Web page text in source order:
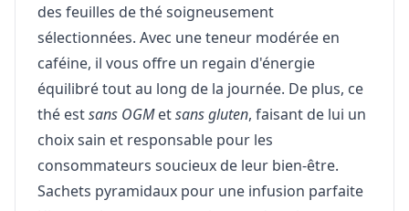
des feuilles de thé soigneusement
sélectionnées. Avec une teneur modérée en
caféine, il vous offre un regain d'énergie
équilibré tout au long de la journée. De plus, ce
thé estsans OGMetsans gluten, faisant de lui un
choix sain et responsable pour les
consommateurs soucieux de leur bien-être.
Sachets pyramidaux pour une infusion parfaite